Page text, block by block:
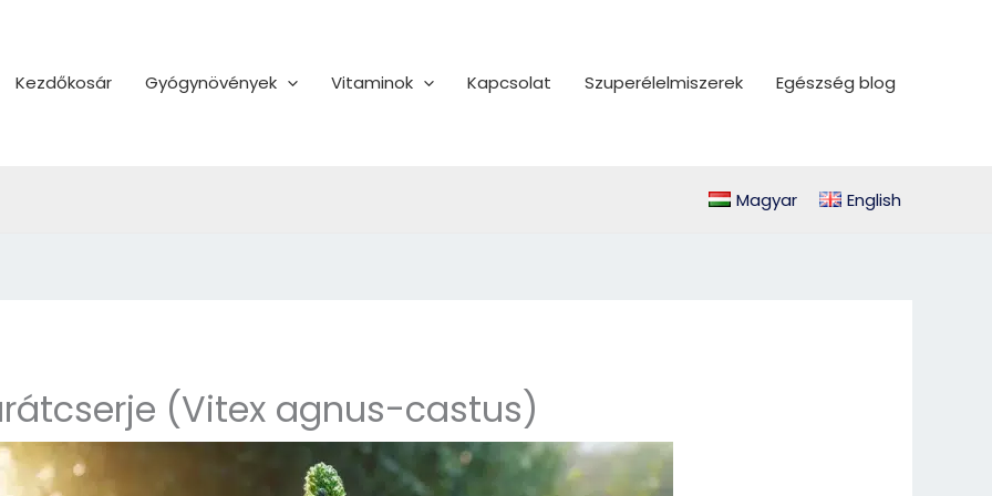
Kezdőkosár Gyógynövények Vitaminok Kapcsolat Szuperélelmiszerek Egészség blog
Magyar English
(Vitex agnus-castus)